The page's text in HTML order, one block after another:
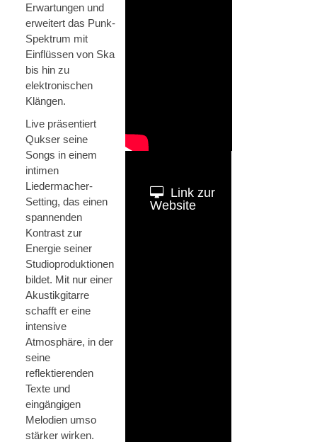
Erwartungen und
erweitert das Punk-
Spektrum mit
Einflüssen von Ska
bis hin zu
elektronischen
Klängen.
Live präsentiert
Qukser seine
Songs in einem
intimen
Liedermacher-
Setting, das einen
spannenden
Kontrast zur
Energie seiner
Studioproduktionen
bildet. Mit nur einer
Akustikgitarre
schafft er eine
intensive
Atmosphäre, in der
seine
reflektierenden
Texte und
eingängigen
Melodien umso
stärker wirken.
Link zur
Website